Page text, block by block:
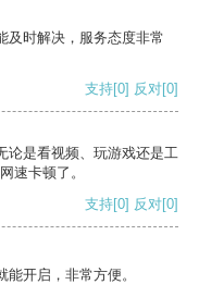
及时解决，服务态度非常
支持[0] 反对[0]
论是看视频、玩游戏还是工
速卡顿了。
支持[0] 反对[0]
开启，非常方便。